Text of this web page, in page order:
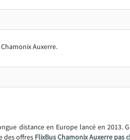
Auxerre.
distance en Europe lancé en 2013.
des offres FlixBus Chamonix Auxerre pas